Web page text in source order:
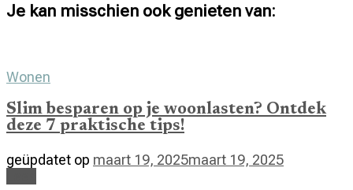
Je kan misschien ook genieten van:
Wonen
Slim besparen op je woonlasten? Ontdek
deze 7 praktische tips!
geüpdatet op maart 19, 2025maart 19, 2025